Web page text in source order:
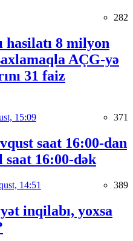
282
hasilatı 8 milyon
AÇG-yə
31 faiz
15:09 371
saat 16:00-dan
saat 16:00-dək
14:51 389
inqilabı, yoxsa